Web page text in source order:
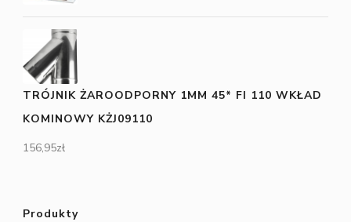
TRÓJNIK ŻAROODPORNY 1MM 45* FI 110 WKŁAD
KOMINOWY KŻJ09110
156,95zł
Produkty